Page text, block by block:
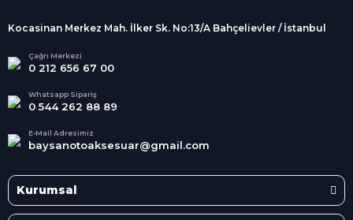
kargolanmaktadır.
Tüm Kredi Kartlarına taksit
seçenekleri
Kocasinan Merkez Mah. İlker Sk. No:13/A Bahçelievler / İstanbul
Çağrı Merkezi
0 212 656 67 00
Whatsapp Sipariş
0 544 262 88 89
E-Mail Adresimiz
baysanotoaksesuar@gmail.com
Kurumsal